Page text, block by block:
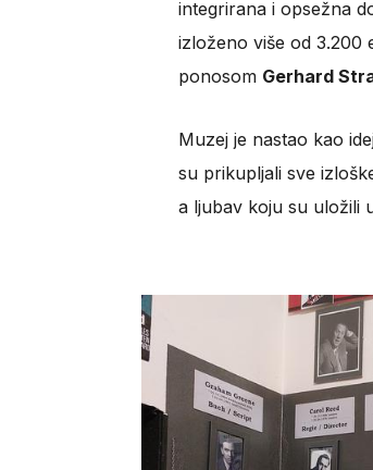
integrirana i opsežna
izloženo više od 3.200
ponosom Gerhard
Muzej je nastao kao
su prikupljali sve
a ljubav koju su uložili